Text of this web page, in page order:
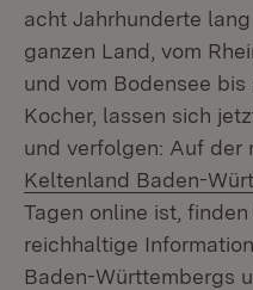
acht Jahrhunderte
ganzen Land, vom
und vom Bodensee bis
Kocher, lassen sich
und verfolgen: Auf der
Keltenland Baden-
Tagen online ist,
reichhaltige
Baden-Württembergs